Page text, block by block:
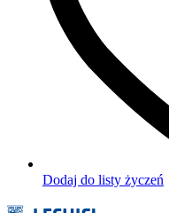
Dodaj do listy życzeń